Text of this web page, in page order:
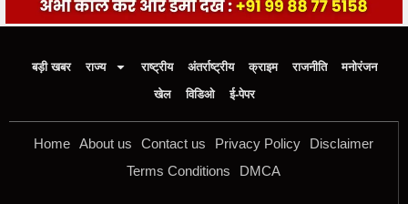
बड़ी खबर राज्य राष्ट्रीय अंतर्राष्ट्रीय क्राइम राजनीति
मनोरंजन
खेल
विडिओ ई-पेपर
Home About us Contact us Privacy Policy
Disclaimer
Terms Conditions
DMCA